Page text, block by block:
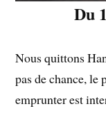
Du
Nous quittons
pas de chance,
emprunter est